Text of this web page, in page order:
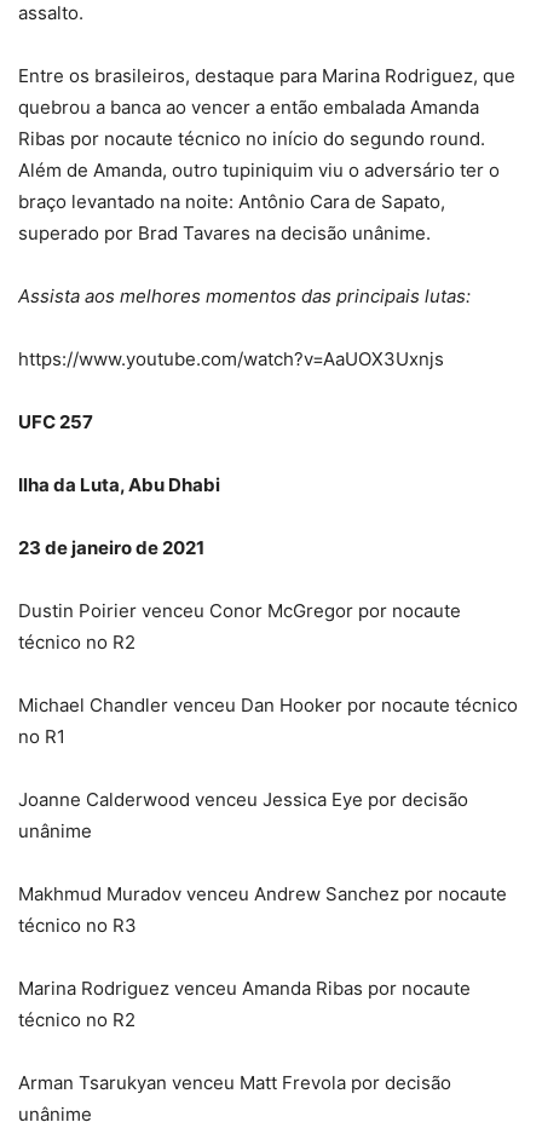
assalto.
Entre os brasileiros, destaque para Marina Rodriguez, que
quebrou a banca ao vencer a então embalada Amanda
Ribas por nocaute técnico no início do segundo round.
Além de Amanda, outro tupiniquim viu o adversário ter o
braço levantado na noite: Antônio Cara de Sapato,
superado por Brad Tavares na decisão unânime.
Assista aos melhores momentos das principais lutas:
https://www.youtube.com/watch?v=AaUOX3Uxnjs
UFC 257
Ilha da Luta, Abu Dhabi
23 de janeiro de 2021
Dustin Poirier venceu Conor McGregor por nocaute
técnico no R2
Michael Chandler venceu Dan Hooker por nocaute técnico
no R1
Joanne Calderwood venceu Jessica Eye por decisão
unânime
Makhmud Muradov venceu Andrew Sanchez por nocaute
técnico no R3
Marina Rodriguez venceu Amanda Ribas por nocaute
técnico no R2
Arman Tsarukyan venceu Matt Frevola por decisão
unânime